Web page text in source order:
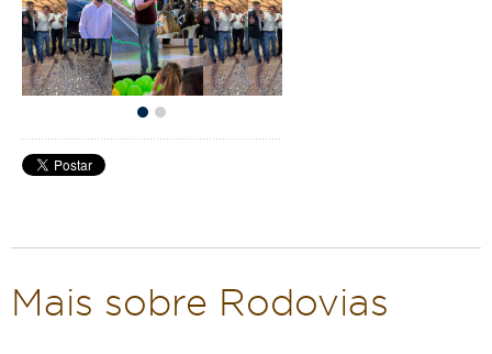
Mais sobre Rodovias